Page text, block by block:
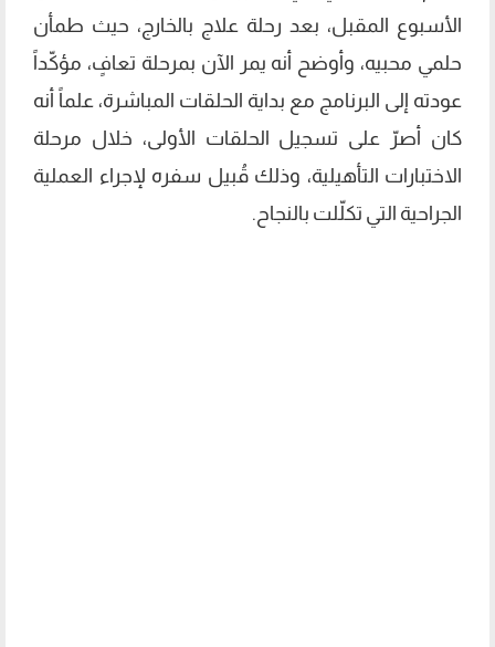
الأسبوع المقبل، بعد رحلة علاج بالخارج، حيث طمأن
حلمي محبيه، وأوضح أنه يمر الآن بمرحلة تعافٍ، مؤكّداً
عودته إلى البرنامج مع بداية الحلقات المباشرة، علماً أنه
كان أصرّ على تسجيل الحلقات الأولى، خلال مرحلة
الاختبارات التأهيلية، وذلك قُبيل سفره لإجراء العملية
الجراحية التي تكلّلت بالنجاح.